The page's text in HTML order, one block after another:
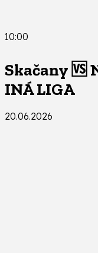
10:00
Skačany 🆚
INÁ LIGA
20.06.2026